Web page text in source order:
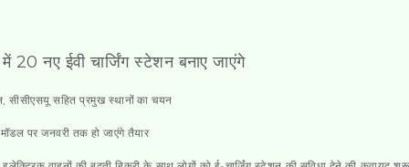
20 नए ईवी चार्जिंग स्टेशन बनाए जाएंगे
सीसीएसयू सहित प्रमुख स्थानों का चयन
मॉडल पर जनवरी तक हो जाएंगे तैयार